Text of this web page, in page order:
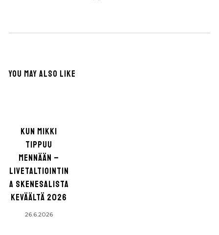
YOU MAY ALSO LIKE
KUN MIKKI
TIPPUU
MENNÄÄN –
LIVETALTIOINTIN
A SKENESALISTA
KEVÄÄLTÄ 2026
26.6.2026